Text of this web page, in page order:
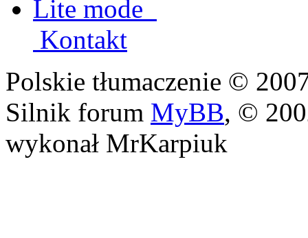
Lite mode
Kontakt
Polskie tłumaczenie ©
Silnik forum MyBB, ©
wykonał MrKarpiuk